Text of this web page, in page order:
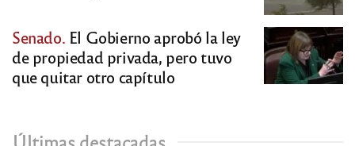
Senado. El Gobierno aprobó la ley
de propiedad privada, pero tuvo
que quitar otro capítulo